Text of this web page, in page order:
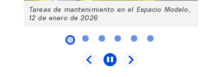
Tareas de mantenimiento en el Espacio Modelo,
12 de enero de 2026